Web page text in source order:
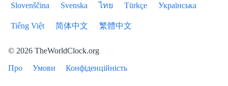
Slovenščina Svenska ไทย Türkçe Українська
Tiếng Việt 简体中文 繁體中文
© 2026 TheWorldClock.org
Про
Умови Конфіденційність